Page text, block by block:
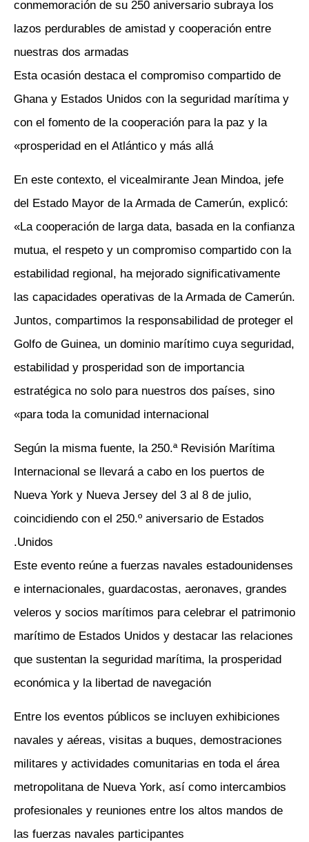
conmemoración de su 250 aniversario subraya los
lazos perdurables de amistad y cooperación entre
nuestras dos armadas
Esta ocasión destaca el compromiso compartido de
Ghana y Estados Unidos con la seguridad marítima y
con el fomento de la cooperación para la paz y la
prosperidad en el Atlántico y más allá»
En este contexto, el vicealmirante Jean Mindoa, jefe
del Estado Mayor de la Armada de Camerún, explicó:
«La cooperación de larga data, basada en la confianza
mutua, el respeto y un compromiso compartido con la
estabilidad regional, ha mejorado significativamente
las capacidades operativas de la Armada de Camerún.
Juntos, compartimos la responsabilidad de proteger el
Golfo de Guinea, un dominio marítimo cuya seguridad,
estabilidad y prosperidad son de importancia
estratégica no solo para nuestros dos países, sino
para toda la comunidad internacional»
Según la misma fuente, la 250.ª Revisión Marítima
Internacional se llevará a cabo en los puertos de
Nueva York y Nueva Jersey del 3 al 8 de julio,
coincidiendo con el 250.º aniversario de Estados
Unidos.
Este evento reúne a fuerzas navales estadounidenses
e internacionales, guardacostas, aeronaves, grandes
veleros y socios marítimos para celebrar el patrimonio
marítimo de Estados Unidos y destacar las relaciones
que sustentan la seguridad marítima, la prosperidad
económica y la libertad de navegación
Entre los eventos públicos se incluyen exhibiciones
navales y aéreas, visitas a buques, demostraciones
militares y actividades comunitarias en toda el área
metropolitana de Nueva York, así como intercambios
profesionales y reuniones entre los altos mandos de
las fuerzas navales participantes